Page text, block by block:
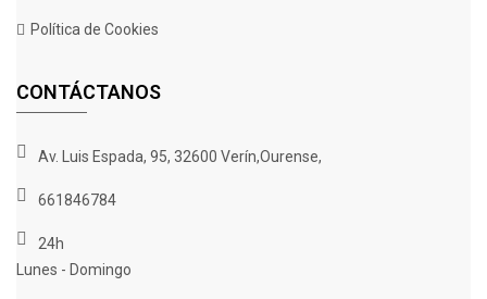
Política de Cookies
CONTÁCTANOS
Av. Luis Espada, 95, 32600 Verín,Ourense,
661846784
24h
Lunes - Domingo